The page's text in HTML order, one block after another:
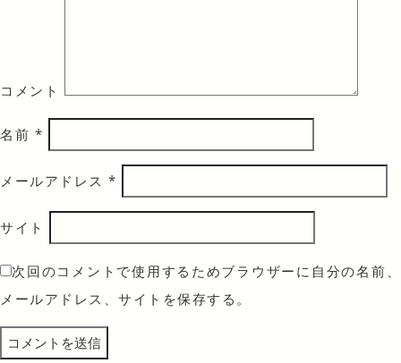
コメント
名前 *
メールアドレス *
サイト
次回のコメントで使用するためブラウザーに自分の名前、
メールアドレス、サイトを保存する。